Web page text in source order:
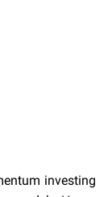
investing